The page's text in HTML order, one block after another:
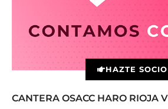
HAZTE SOCIO
CANTERA OSACC HARO RIOJA